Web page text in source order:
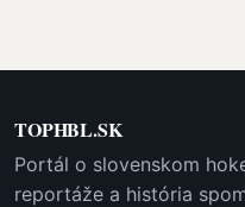
TOPHBL.SK
Portál o slovenskom
reportáže a história